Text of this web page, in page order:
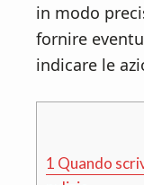
in modo
fornire
indicare le
1 Quando